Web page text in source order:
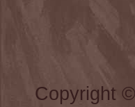
Copyright